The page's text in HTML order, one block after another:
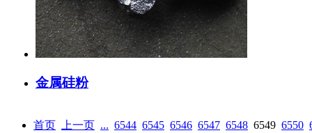
金属硅粉
首页 上一页 ... 6544 6545 6546 6547 6548 6549 6550